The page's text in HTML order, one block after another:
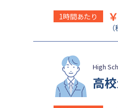
1時間あたり ￥
High
高